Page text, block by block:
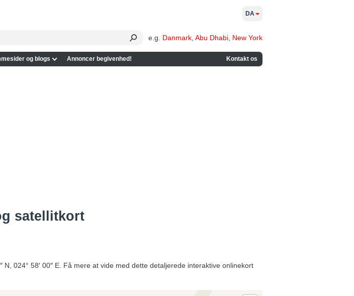
e.g. Danmark Abu Dhabi New York
og blogs Annoncer begivenhed! Kontakt os
DA
satellitkort
024° 58′ 00″ E. Få mere at vide med dette detaljerede interaktive onlinekort